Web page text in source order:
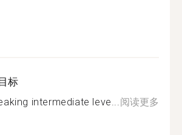
标
intermediate leve...阅读更多